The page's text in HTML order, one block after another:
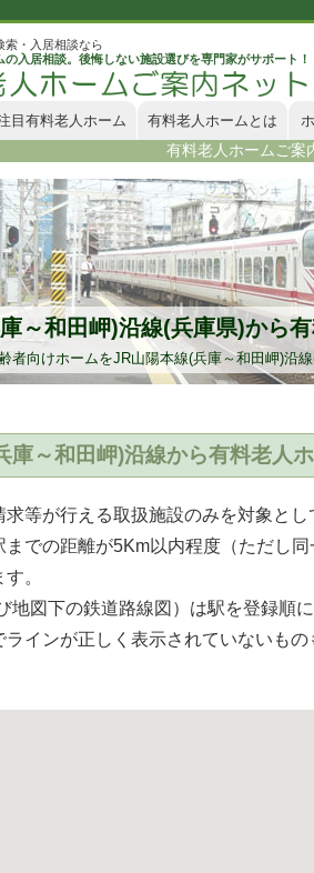
索・入居相談なら
の入居相談。後悔しない施設選びを専門家がサポート！
目有料老人ホーム 有料老人ホームとは
有料老人ホームご案
～和田岬)沿線(兵庫県)から
者向けホームをJR山陽本線(兵庫～和田岬)沿
庫～和田岬)沿線から有料老人
等が行える取扱施設のみを対象とし
での距離が5Km以内程度（ただし
。
地図下の鉄道路線図）は駅を登録順
ラインが正しく表示されていないも